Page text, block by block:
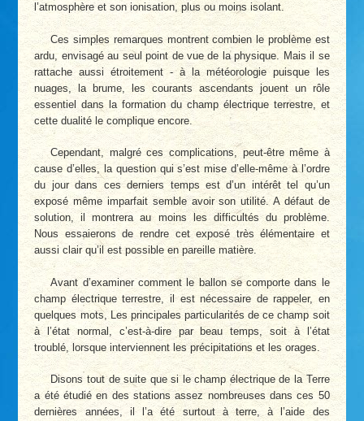
l’atmosphère et son ionisation, plus ou moins isolant.
Ces simples remarques montrent combien le problème est
ardu, envisagé au seul point de vue de la physique. Mais il se
rattache aussi étroitement - à la météorologie puisque les
nuages, la brume, les courants ascendants jouent un rôle
essentiel dans la formation du champ électrique terrestre, et
cette dualité le complique encore.
Cependant, malgré ces complications, peut-être même à
cause d’elles, la question qui s’est mise d’elle-même à l’ordre
du jour dans ces derniers temps est d’un intérêt tel qu’un
exposé même imparfait semble avoir son utilité. A défaut de
solution, il montrera au moins les difficultés du problème.
Nous essaierons de rendre cet exposé très élémentaire et
aussi clair qu’il est possible en pareille matière.
Avant d’examiner comment le ballon se comporte dans le
champ électrique terrestre, il est nécessaire de rappeler, en
quelques mots, Les principales particularités de ce champ soit
à l’état normal, c’est-à-dire par beau temps, soit à l’état
troublé, lorsque interviennent les précipitations et les orages.
Disons tout de suite que si le champ électrique de la Terre
a été étudié en des stations assez nombreuses dans ces 50
dernières années, il l’a été surtout à terre, à l’aide des